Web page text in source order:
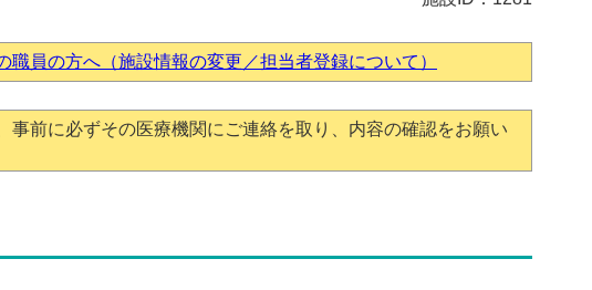
職員の方へ（施設情報の変更／担当者登録について）
事前に必ずその医療機関にご連絡を取り、内容の確認をお願い